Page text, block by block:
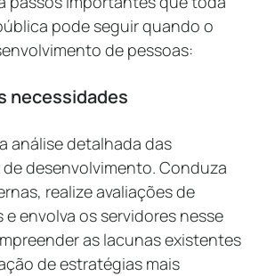
pode seguir quando o
de pessoas:
necessidades
análise detalhada das
desenvolvimento. Conduza
realize avaliações de
envolva os servidores nesse
as lacunas existentes
de estratégias mais